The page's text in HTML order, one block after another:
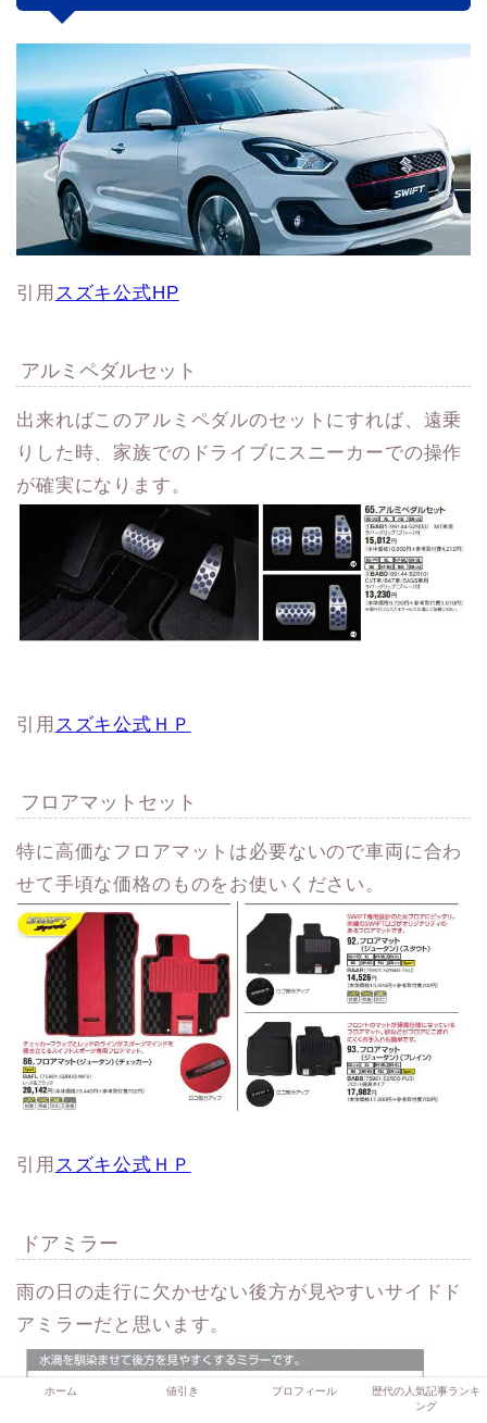
引用 スズキ公式HP
アルミペダルセット
出来ればこのアルミペダルのセットにすれば、遠乗
りした時、家族でのドライブにスニーカーでの操作
が確実になります。
引用 スズキ公式ＨＰ
フロアマットセット
特に高価なフロアマットは必要ないので車両に合わ
せて手頃な価格のものをお使いください。
引用 スズキ公式ＨＰ
ドアミラー
雨の日の走行に欠かせない後方が見やすいサイドド
アミラーだと思います。
ホーム 値引き プロフィール
歴代の人気記事ランキ
ング